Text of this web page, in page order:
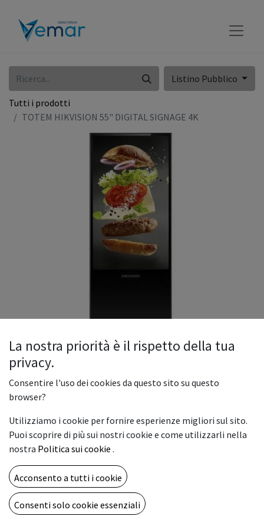
Listino Pubblico
Tutti i prodotti
TOTEM HIKVISION 55" DIGITAL SIGNAGE 4K
TOTEM HIKVISION 55" DIGITAL
Hikvision Digital Signage 4K 55" Totem è un totem per
segnaletica digitale da 55 pollici con risoluzione Ultra HD 4K
visiva come punti vendita, reception, fiere, eventi e ambienti
corporate. Offre un’esperienza visiva di alto livello con
immagini nitide e dettagliate e una struttura progettata per
utilizzo continuo.
La nostra priorità è il rispetto della tua
privacy.
Consentire l'uso dei cookies da questo sito su questo
browser?
Utilizziamo i cookie per fornire esperienze migliori sul sito.
Puoi scoprire di più sui nostri cookie e come utilizzarli nella
nostra Politica sui cookie .
Acconsento a tutti i cookie
Consenti solo cookie essenziali